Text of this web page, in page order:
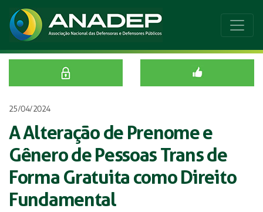
25/04/2024
A Alteração de Prenome e
Gênero de Pessoas Trans de
Forma Gratuita como Direito
Fundamental